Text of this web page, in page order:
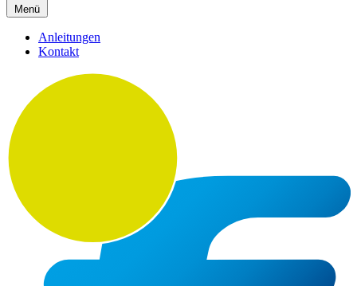
Menü
Anleitungen
Kontakt